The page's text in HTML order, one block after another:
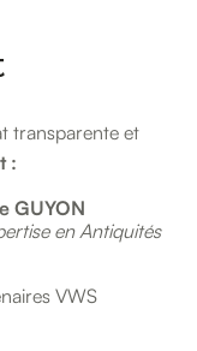
transparente et
:
GUYON
en Antiquités
VWS